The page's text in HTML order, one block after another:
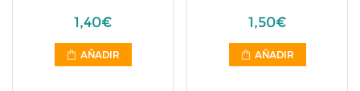
1,40€
AÑADIR
1,50€
AÑADIR